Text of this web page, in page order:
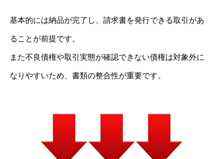
基本的には納品が完了し、請求書を発行できる取引があ
ることが前提です。
また不良債権や取引実態が確認できない債権は対象外に
なりやすいため、書類の整合性が重要です。